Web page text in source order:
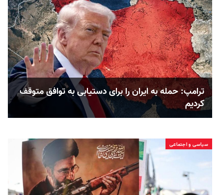
ترامپ: حمله به ایران را برای دستیابی به توافق متوقف
کردیم
سیاسی و اجتماعی